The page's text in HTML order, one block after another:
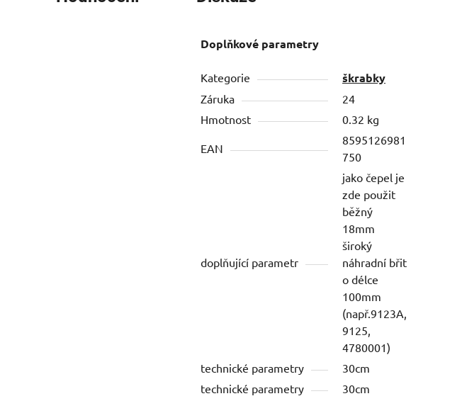
Doplňkové parametry
Kategorie škrabky
Záruka
24
Hmotnost
0.32 kg
EAN
8595126981
750
doplňující parametr
jako čepel je
zde použit
běžný
18mm
široký
náhradní břit
o délce
100mm
(např.9123A,
9125,
4780001)
technické parametry
30cm
technické parametry
30cm